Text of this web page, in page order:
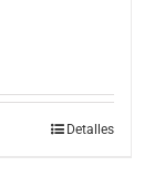
Detalles